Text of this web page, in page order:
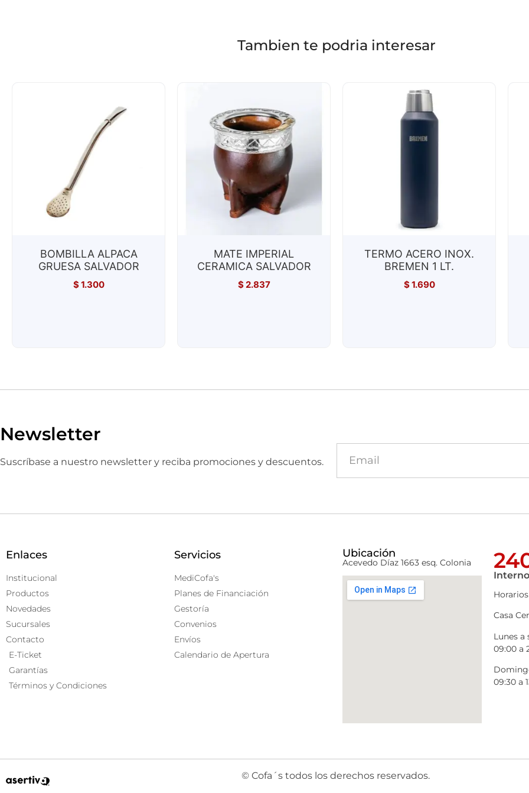
Tambien te podria interesar
BOMBILLA ALPACA
GRUESA SALVADOR
$1.300
MATE IMPERIAL
CERAMICA SALVADOR
$2.837
TERMO ACERO INOX.
BREMEN 1 LT.
$1.690
Newsletter
Suscríbase a nuestro newsletter y reciba promociones y descuentos.
Enlaces
Institucional
Productos
Novedades
Sucursales
Contacto
E-Ticket
Garantías
Términos y Condiciones
Servicios
MediCofa's
Planes de Financiación
Gestoría
Convenios
Envíos
Calendario de Apertura
Ubicación
Acevedo Díaz 1663 esq. Colonia
Horarios
Casa
Lunes a
09:00 a
09:30 a
© Cofa´s todos los derechos reservados.